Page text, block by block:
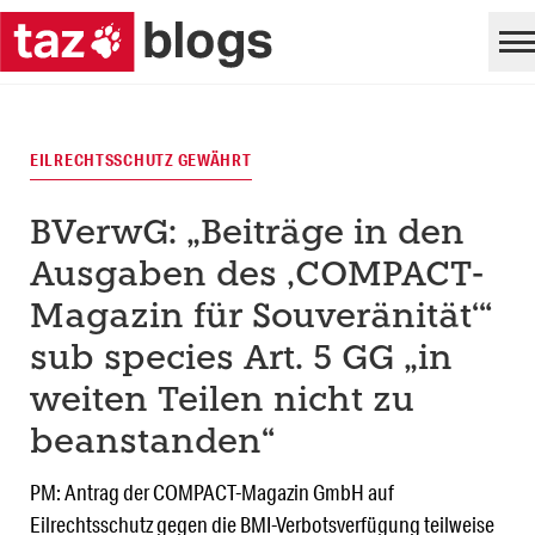
EILRECHTSSCHUTZ GEWÄHRT
BVerwG: „Beiträge in den
Ausgaben des ‚COMPACT-
Magazin für Souveränität‘“
sub species Art. 5 GG „in
weiten Teilen nicht zu
beanstanden“
PM: Antrag der COMPACT-Magazin GmbH auf
Eilrechtsschutz gegen die BMI-Verbotsverfügung teilweise